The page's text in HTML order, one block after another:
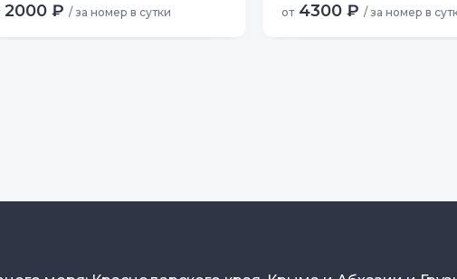
2000 ₽ / за номер в сутки от 4300 ₽ / за номер в